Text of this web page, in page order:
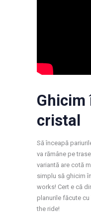
Ghicim
cristal
Să înceapă
va rămâne pe
variantă are cotă
simplu să ghicim
works! Cert e că
planurile făcute cu
the ride!